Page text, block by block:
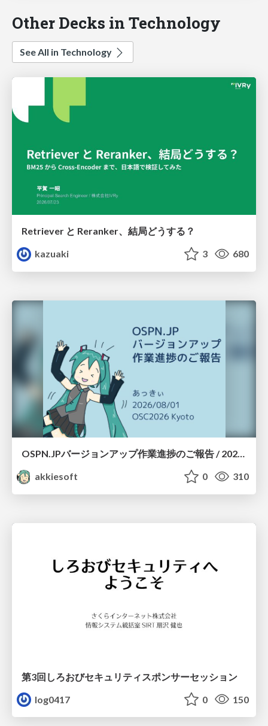
Other Decks in Technology
See All in Technology
Retriever と Reranker、結局どうする？
kazuaki
3 680
OSPN.JPバージョンアップ作業進捗のご報告 / 20260801-osc26kyoto
akkiesoft
0 310
第3回しろおびセキュリティスポンサーセッション
log0417
0 150